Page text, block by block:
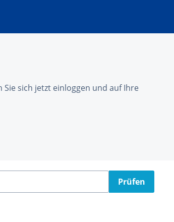
sich jetzt einloggen und auf Ihre
Prüfen